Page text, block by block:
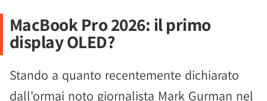
MacBook Pro 2026: il primo
display OLED?
Stando a quanto recentemente dichiarato
dall'ormai noto giornalista Mark Gurman nel